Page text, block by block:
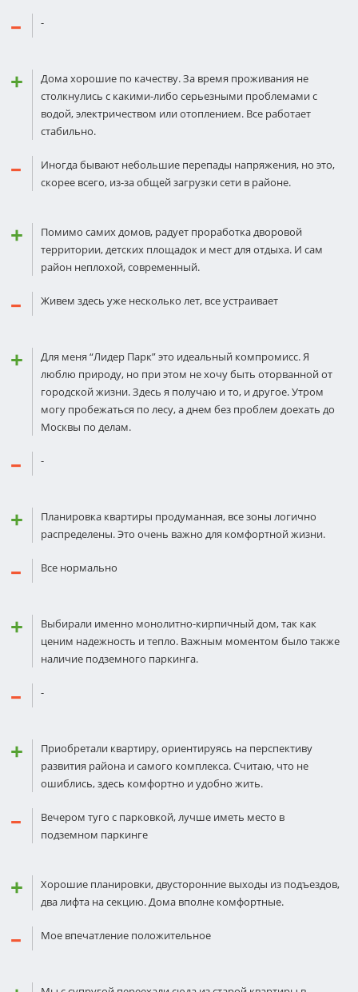
-
Дома хорошие по качеству. За время проживания не
столкнулись с какими-либо серьезными проблемами с
водой, электричеством или отоплением. Все работает
стабильно.
Иногда бывают небольшие перепады напряжения, но это,
скорее всего, из-за общей загрузки сети в районе.
Помимо самих домов, радует проработка дворовой
территории, детских площадок и мест для отдыха. И сам
район неплохой, современный.
Живем здесь уже несколько лет, все устраивает
Для меня “Лидер Парк” это идеальный компромисс. Я
люблю природу, но при этом не хочу быть оторванной от
городской жизни. Здесь я получаю и то, и другое. Утром
могу пробежаться по лесу, а днем без проблем доехать до
Москвы по делам.
-
Планировка квартиры продуманная, все зоны логично
распределены. Это очень важно для комфортной жизни.
Все нормально
Выбирали именно монолитно-кирпичный дом, так как
ценим надежность и тепло. Важным моментом было также
наличие подземного паркинга.
-
Приобретали квартиру, ориентируясь на перспективу
развития района и самого комплекса. Считаю, что не
ошиблись, здесь комфортно и удобно жить.
Вечером туго с парковкой, лучше иметь место в
подземном паркинге
Хорошие планировки, двусторонние выходы из подъездов,
два лифта на секцию. Дома вполне комфортные.
Мое впечатление положительное